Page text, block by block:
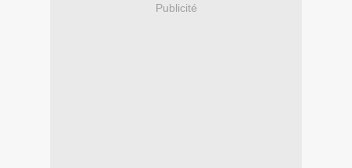
Publicité